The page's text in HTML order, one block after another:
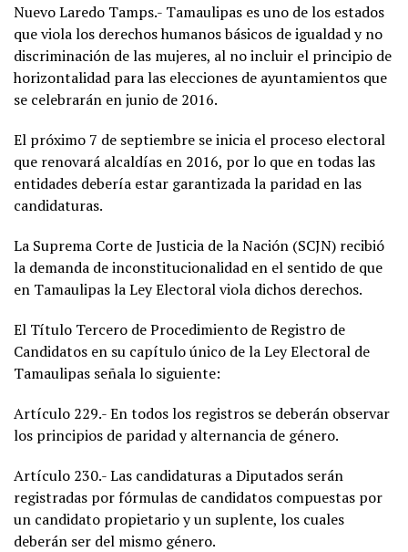
Nuevo Laredo Tamps.- Tamaulipas es uno de los estados
que viola los derechos humanos básicos de igualdad y no
discriminación de las mujeres, al no incluir el principio de
horizontalidad para las elecciones de ayuntamientos que
se celebrarán en junio de 2016.
El próximo 7 de septiembre se inicia el proceso electoral
que renovará alcaldías en 2016, por lo que en todas las
entidades debería estar garantizada la paridad en las
candidaturas.
La Suprema Corte de Justicia de la Nación (SCJN) recibió
la demanda de inconstitucionalidad en el sentido de que
en Tamaulipas la Ley Electoral viola dichos derechos.
El Título Tercero de Procedimiento de Registro de
Candidatos en su capítulo único de la Ley Electoral de
Tamaulipas señala lo siguiente:
Artículo 229.- En todos los registros se deberán observar
los principios de paridad y alternancia de género.
Artículo 230.- Las candidaturas a Diputados serán
registradas por fórmulas de candidatos compuestas por
un candidato propietario y un suplente, los cuales
deberán ser del mismo género.